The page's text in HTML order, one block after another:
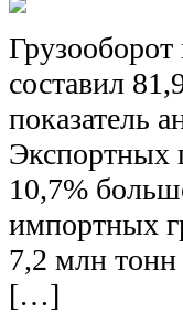
составил
показатель
Экспортных
10,7%
импортных
7,2 млн
[…]